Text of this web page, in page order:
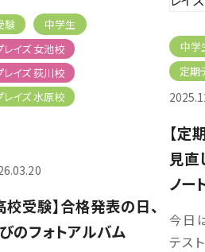
験
中学生
レイズ 女池校
レイズ 荻川校
レイズ 水原校
校受験】合格発表の日、
のフォトアルバム
中学
定期
【定
見直
ノー
今日
テス